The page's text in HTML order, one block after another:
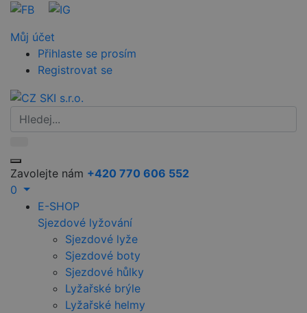
Můj účet
Přihlaste se prosím
Registrovat se
Zavolejte nám +420 770 606 552
0
E-SHOP
Sjezdové lyžování
Sjezdové lyže
Sjezdové boty
Sjezdové hůlky
Lyžařské brýle
Lyžařské helmy